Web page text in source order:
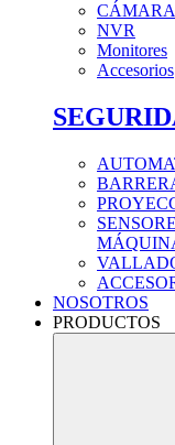
NVR
Monitores
Accesorios
NOSOTROS
PRODUCTOS